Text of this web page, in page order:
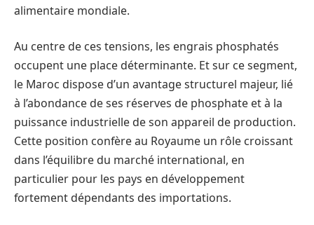
alimentaire mondiale.
Au centre de ces tensions, les engrais phosphatés
occupent une place déterminante. Et sur ce segment,
le Maroc dispose d’un avantage structurel majeur, lié
à l’abondance de ses réserves de phosphate et à la
puissance industrielle de son appareil de production.
Cette position confère au Royaume un rôle croissant
dans l’équilibre du marché international, en
particulier pour les pays en développement
fortement dépendants des importations.